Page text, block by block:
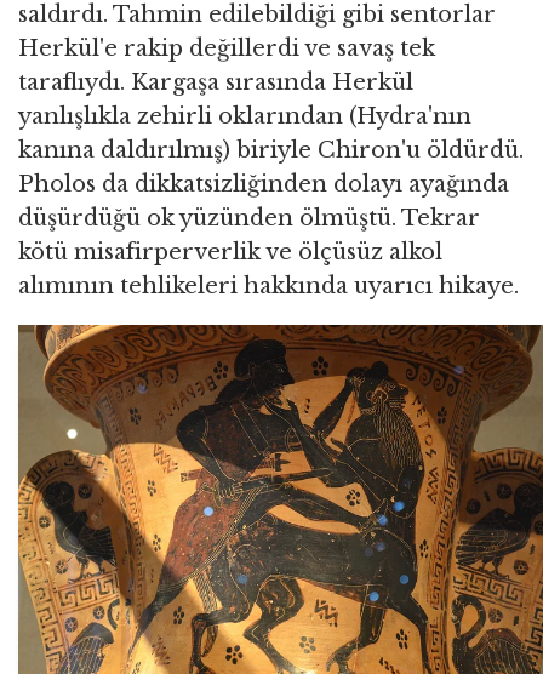
saldırdı. Tahmin edilebildiği gibi sentorlar
Herkül'e rakip değillerdi ve savaş tek
taraflıydı. Kargaşa sırasında Herkül
yanlışlıkla zehirli oklarından (Hydra'nın
kanına daldırılmış) biriyle Chiron'u öldürdü.
Pholos da dikkatsizliğinden dolayı ayağında
düşürdüğü ok yüzünden ölmüştü. Tekrar
kötü misafirperverlik ve ölçüsüz alkol
alımının tehlikeleri hakkında uyarıcı hikaye.